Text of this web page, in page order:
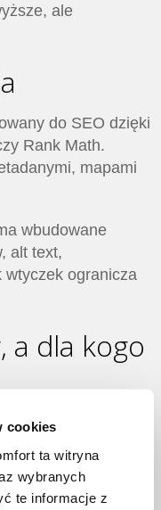
cookies
ta witryna
wybranych
te informacje z
ale
do SEO dzięki
Rank Math.
mapami
wbudowane
alt text,
wtyczek ogranicza
a dla kogo
kontrola